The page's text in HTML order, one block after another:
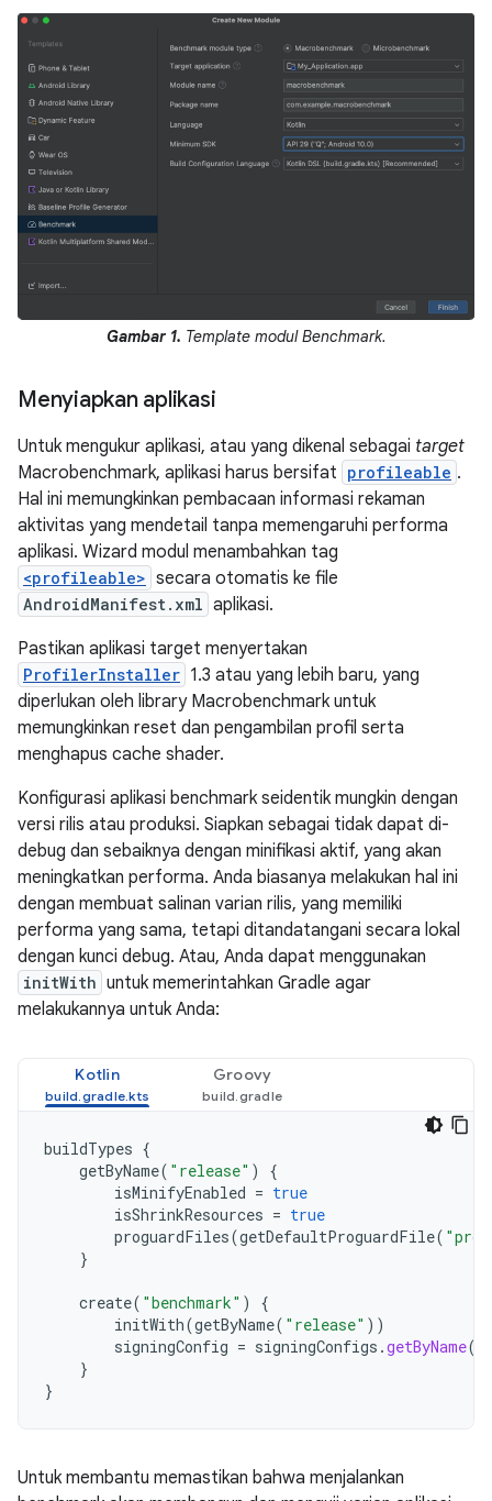
Gambar 1. Template modul Benchmark.
Menyiapkan aplikasi
Untuk mengukur aplikasi, atau yang dikenal sebagai target
Macrobenchmark, aplikasi harus bersifat profileable .
Hal ini memungkinkan pembacaan informasi rekaman
aktivitas yang mendetail tanpa memengaruhi performa
aplikasi. Wizard modul menambahkan tag
<profileable> secara otomatis ke file
AndroidManifest.xml aplikasi.
Pastikan aplikasi target menyertakan
ProfilerInstaller 1.3 atau yang lebih baru, yang
diperlukan oleh library Macrobenchmark untuk
memungkinkan reset dan pengambilan profil serta
menghapus cache shader.
Konfigurasi aplikasi benchmark seidentik mungkin dengan
versi rilis atau produksi. Siapkan sebagai tidak dapat di-
debug dan sebaiknya dengan minifikasi aktif, yang akan
meningkatkan performa. Anda biasanya melakukan hal ini
dengan membuat salinan varian rilis, yang memiliki
performa yang sama, tetapi ditandatangani secara lokal
dengan kunci debug. Atau, Anda dapat menggunakan
initWith untuk memerintahkan Gradle agar
melakukannya untuk Anda:
Kotlin Groovy
buildTypes {
getByName( "release" )
{
isMinifyEnabled = true
isShrinkResources = true
proguardFiles(getDefaultProguardFile(
}
create( "benchmark" )
{
initWith(getByName( "release" ))
signingConfig = signingConfigs .getByName(
}
}
Untuk membantu memastikan bahwa menjalankan